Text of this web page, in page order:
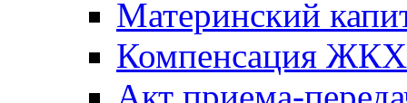
Материнский
Компенсация ЖКХ